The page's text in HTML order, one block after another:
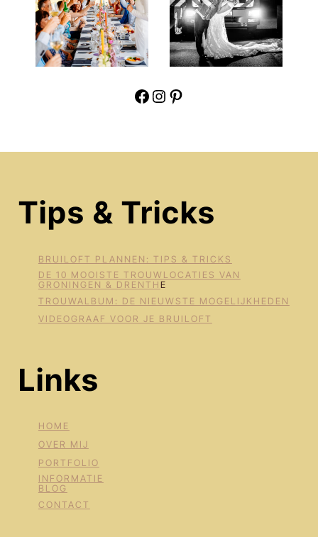
Facebook
Instagram
Pinterest
Tips & Tricks
BRUILOFT PLANNEN: TIPS & TRICKS
DE 10 MOOISTE TROUWLOCATIES VAN
GRONINGEN & DRENTH E
TROUWALBUM: DE NIEUWSTE MOGELIJKHEDEN
VIDEOGRAAF VOOR JE BRUILOFT
Links
HOME
OVER MIJ
PORTFOLIO
INFORMATIE
BLOG
CONTACT